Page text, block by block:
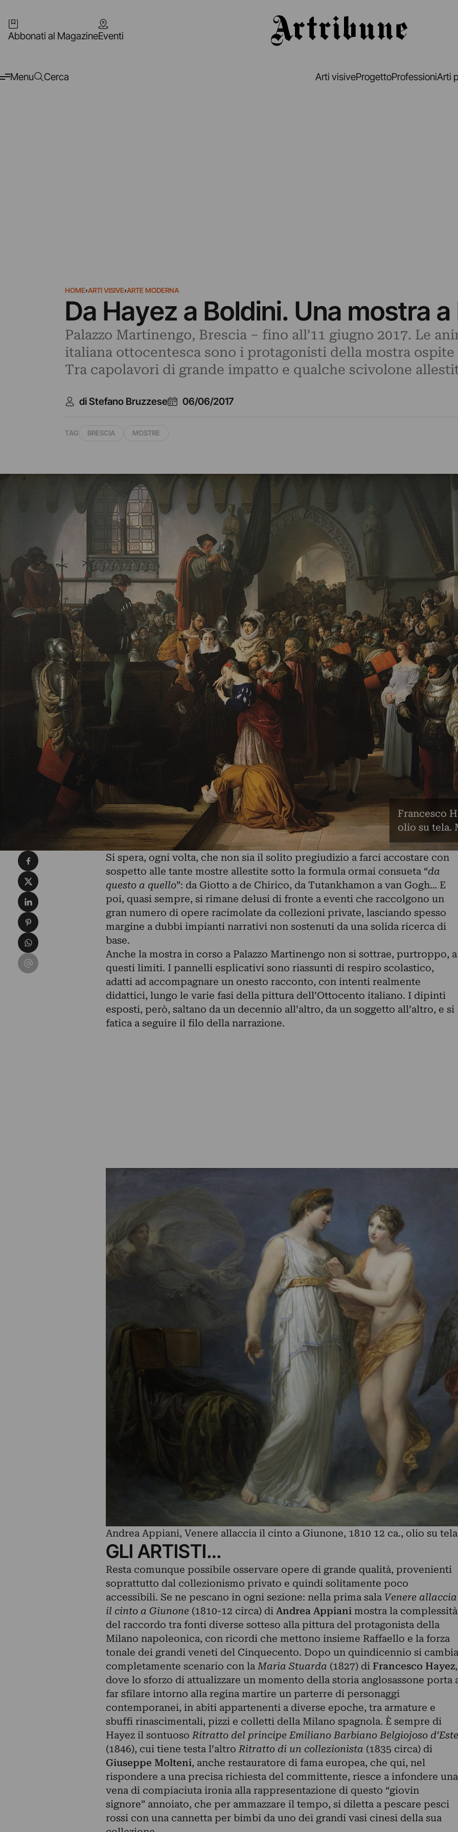
Abbonati al MagazineEventi
Menu Cerca Arti visiveProgettoProfessioniArti
HOME›ARTI VISIVE›ARTE MODERNA
Da Hayez a Boldini. Una mostra
Palazzo Martinengo, Brescia – fino all’11 giugno 2017. Le
italiana ottocentesca sono i protagonisti della mostra ospite
Tra capolavori di grande impatto e qualche scivolone
di Stefano Bruzzese 06/06/2017
TAG BRESCIA MOSTRE
Francesco
olio su tela.
Si spera, ogni volta, che non sia il solito pregiudizio a farci accostare con
sospetto alle tante mostre allestite sotto la formula ormai consueta “da
questo a quello”: da Giotto a de Chirico, da Tutankhamon a van Gogh… E
poi, quasi sempre, si rimane delusi di fronte a eventi che raccolgono un
gran numero di opere racimolate da collezioni private, lasciando spesso
margine a dubbi impianti narrativi non sostenuti da una solida ricerca di
base.
Anche la mostra in corso a Palazzo Martinengo non si sottrae, purtroppo, a
questi limiti. I pannelli esplicativi sono riassunti di respiro scolastico,
adatti ad accompagnare un onesto racconto, con intenti realmente
didattici, lungo le varie fasi della pittura dell’Ottocento italiano. I dipinti
esposti, però, saltano da un decennio all’altro, da un soggetto all’altro, e si
fatica a seguire il filo della narrazione.
Andrea Appiani, Venere allaccia il cinto a Giunone, 1810 12 ca., olio su
GLI ARTISTI…
Resta comunque possibile osservare opere di grande qualità, provenienti
soprattutto dal collezionismo privato e quindi solitamente poco
accessibili. Se ne pescano in ogni sezione: nella prima sala Venere allaccia
il cinto a Giunone (1810-12 circa) di Andrea Appianimostra la complessità
del raccordo tra fonti diverse sotteso alla pittura del protagonista della
Milano napoleonica, con ricordi che mettono insieme Raffaello e la forza
tonale dei grandi veneti del Cinquecento. Dopo un quindicennio si cambia
completamente scenario con la Maria Stuarda (1827) di Francesco Hayez,
dove lo sforzo di attualizzare un momento della storia anglosassone porta
far sfilare intorno alla regina martire un parterre di personaggi
contemporanei, in abiti appartenenti a diverse epoche, tra armature e
sbuffi rinascimentali, pizzi e colletti della Milano spagnola. È sempre di
Hayez il sontuoso Ritratto del principe Emiliano Barbiano Belgiojoso d’Este
(1846), cui tiene testa l’altro Ritratto di un collezionista (1835 circa) di
Giuseppe Molteni, anche restauratore di fama europea, che qui, nel
rispondere a una precisa richiesta del committente, riesce a infondere una
vena di compiaciuta ironia alla rappresentazione di questo “giovin
signore” annoiato, che per ammazzare il tempo, si diletta a pescare pesci
rossi con una cannetta per bimbi da uno dei grandi vasi cinesi della sua
Condividi su Facebook
Condividi su X
Condividi su LinkedIn
Condividi su Pinterest
Condividi su WhatsApp
Condividi su Email